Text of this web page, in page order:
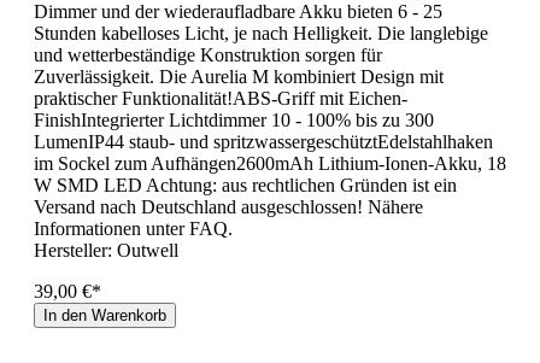
Dimmer und der wiederaufladbare Akku bieten 6 - 25
Stunden kabelloses Licht, je nach Helligkeit. Die langlebige
und wetterbeständige Konstruktion sorgen für
Zuverlässigkeit. Die Aurelia M kombiniert Design mit
praktischer Funktionalität!ABS-Griff mit Eichen-
FinishIntegrierter Lichtdimmer 10 - 100% bis zu 300
LumenIP44 staub- und spritzwassergeschütztEdelstahlhaken
im Sockel zum Aufhängen2600mAh Lithium-Ionen-Akku, 18
W SMD LED Achtung: aus rechtlichen Gründen ist ein
Versand nach Deutschland ausgeschlossen! Nähere
Informationen unter FAQ.
Hersteller: Outwell
39,00 €*
In den Warenkorb